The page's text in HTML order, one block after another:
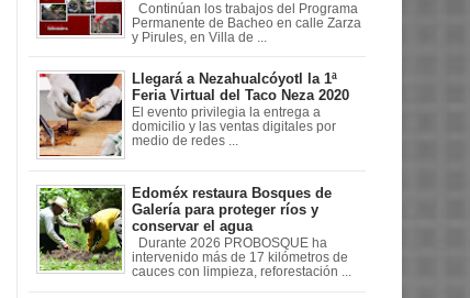
Continúan los trabajos del Programa
Permanente de Bacheo en calle Zarza
y Pirules, en Villa de ...
Llegará a Nezahualcóyotl la 1ª
Feria Virtual del Taco Neza 2020
El evento privilegia la entrega a
domicilio y las ventas digitales por
medio de redes ...
Edoméx restaura Bosques de
Galería para proteger ríos y
conservar el agua
Durante 2026 PROBOSQUE ha
intervenido más de 17 kilómetros de
cauces con limpieza, reforestación ...